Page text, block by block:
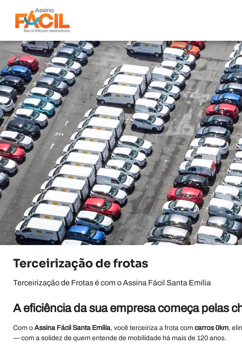
Terceirização de frotas
Terceirização de Frotas é com o Assina Fácil Santa Emília
A eficiência da sua empresa começa pelas
Com o Assina Fácil Santa Emília, você terceiriza a frota com carros 0km,
— com a solidez de quem entende de mobilidade há mais de 120 anos.